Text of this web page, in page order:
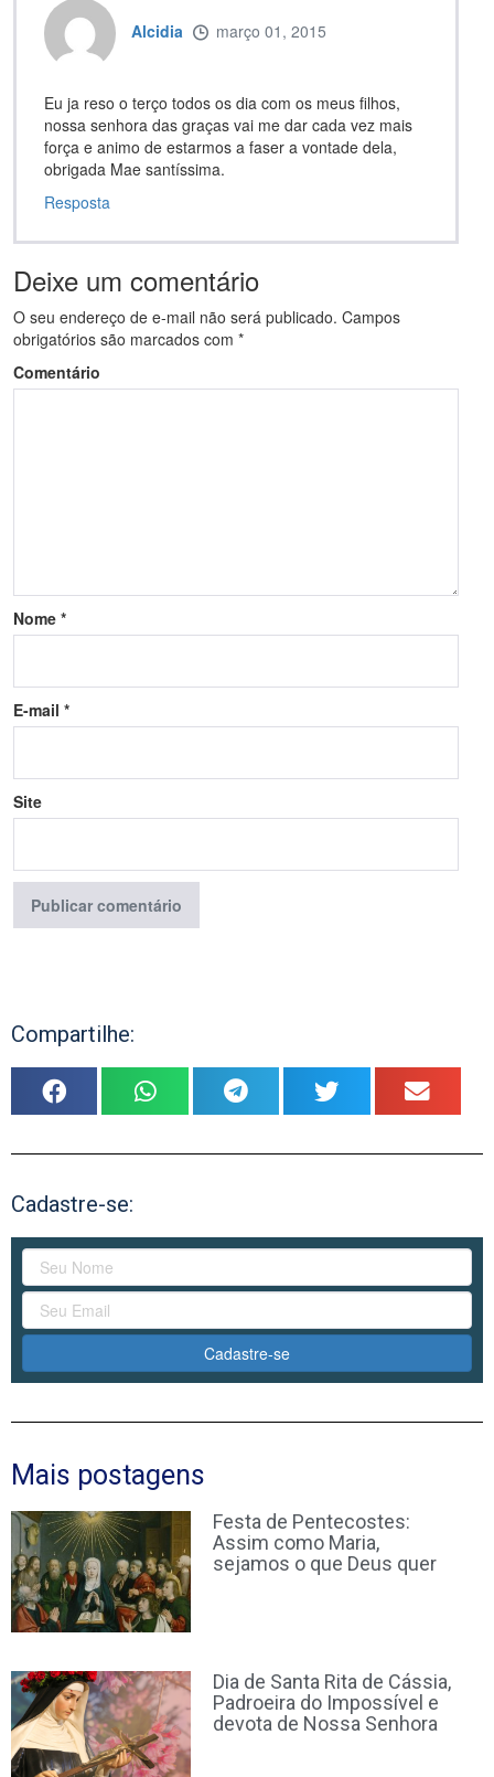
Alcidia março 01, 2015
Eu ja reso o terço todos os dia com os meus filhos,
nossa senhora das graças vai me dar cada vez mais
força e animo de estarmos a faser a vontade dela,
obrigada Mae santíssima.
Resposta
Deixe um comentário
O seu endereço de e-mail não será publicado. Campos
obrigatórios são marcados com *
Comentário
Nome *
E-mail *
Site
Compartilhe:
Cadastre-se:
Cadastre-se
Mais postagens
Festa de Pentecostes:
Assim como Maria,
sejamos o que Deus quer
Dia de Santa Rita de Cássia,
Padroeira do Impossível e
devota de Nossa Senhora